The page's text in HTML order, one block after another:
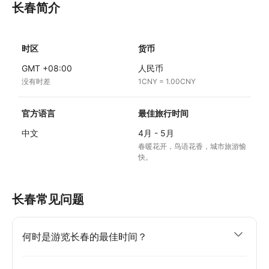
长春简介
时区
GMT +08:00
没有时差
货币
人民币
1CNY = 1.00CNY
官方语言
中文
最佳旅行时间
4月 - 5月
春暖花开，鸟语花香，城市旅游愉
快。
长春常见问题
何时是游览长春的最佳时间？